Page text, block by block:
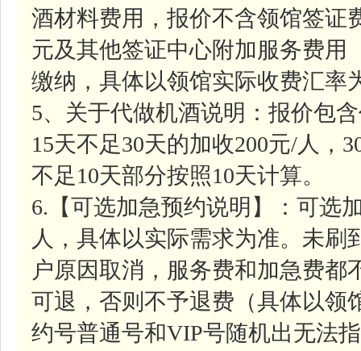
酒材料费用，报价不含领馆签证
元及其他签证中心附加服务费用
缴纳，具体以领馆实际收费汇率
5、关于代做机酒说明：报价包
15天不足30天的加收200元/人，
不足10天部分按照10天计算。
6.【可选加急预约说明】：可选
人，具体以实际需求为准。未
户原因取消，服务费和加急费
可退，否则不予退费（具体以领
约号普通号和VIP号随机出无法